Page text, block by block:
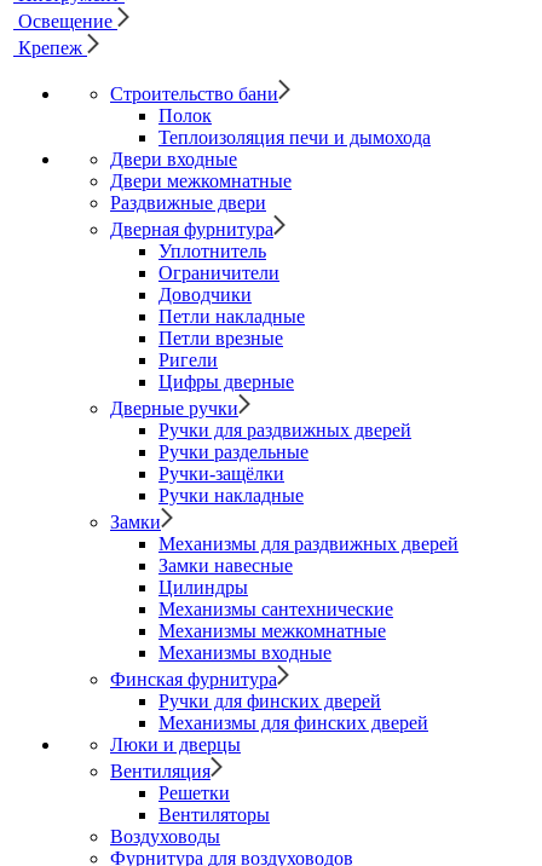
Освещение
Крепеж
Строительство бани
Полок
Теплоизоляция печи и дымохода
Двери входные
Двери межкомнатные
Раздвижные двери
Дверная фурнитура
Уплотнитель
Ограничители
Доводчики
Петли накладные
Петли врезные
Ригели
Цифры дверные
Дверные ручки
Ручки для раздвижных дверей
Ручки раздельные
Ручки-защёлки
Ручки накладные
Замки
Механизмы для раздвижных дверей
Замки навесные
Цилиндры
Механизмы сантехнические
Механизмы межкомнатные
Механизмы входные
Финская фурнитура
Ручки для финских дверей
Механизмы для финских дверей
Люки и дверцы
Вентиляция
Решетки
Вентиляторы
Воздуховоды
Фурнитура для воздуховодов